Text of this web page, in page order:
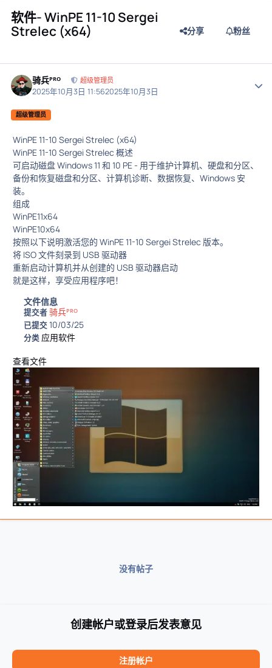
软件- WinPE 11-10 Sergei
Strelec (x64)
分享 粉丝
骑兵ᴾᴿᴼ 超级管理员
2025年10月3日 11:562025年10月3日
超级管理员
WinPE 11-10 Sergei Strelec (x64)
WinPE 11-10 Sergei Strelec 概述
可启动磁盘 Windows 11 和 10 PE - 用于维护计算机、硬盘和分区、
备份和恢复磁盘和分区、计算机诊断、数据恢复、Windows 安
装。
组成
WinPE11x64
WinPE10x64
按照以下说明激活您的 WinPE 11-10 Sergei Strelec 版本。
将 ISO 文件刻录到 USB 驱动器
重新启动计算机并从创建的 USB 驱动器启动
就是这样，享受应用程序吧！
文件信息
提交者骑兵ᴾᴿᴼ
已提交10/03/25
分类 应用软件
查看文件
没有帖子
创建帐户或登录后发表意见
注册帐户